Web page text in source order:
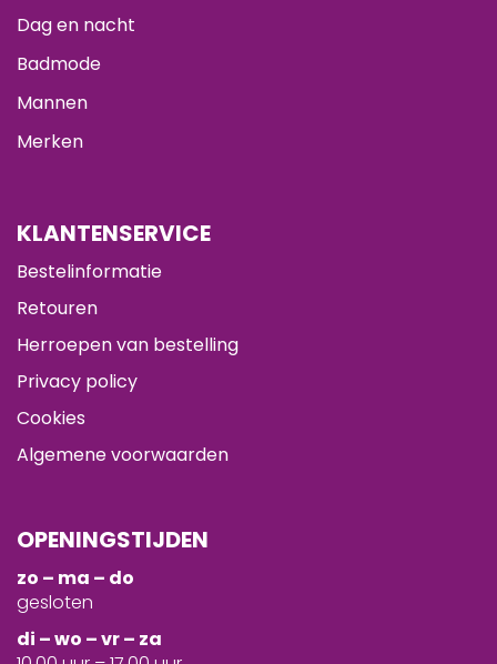
Dag en nacht
Badmode
Mannen
Merken
KLANTENSERVICE
Bestelinformatie
Retouren
Herroepen van bestelling
Privacy policy
Cookies
Algemene voorwaarden
OPENINGSTIJDEN
zo – ma – do
gesloten
di – wo – vr – za